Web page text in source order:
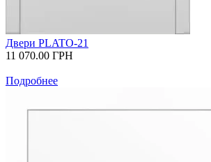
Двери PLATO-21
11 070.00 ГРН
Подробнее